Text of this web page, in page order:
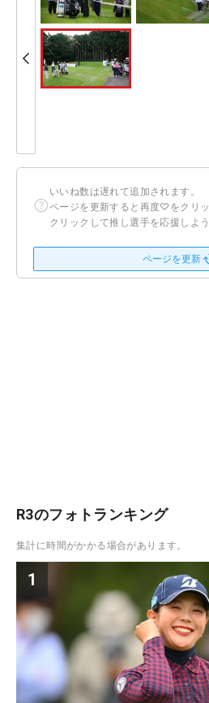
いいね数は遅れて追加されます。
ページを更新すると再度♡をクリッ
クリックして推し選手を応援しよう
ページを更新
R3のフォトランキング
集計に時間がかかる場合があります。
1